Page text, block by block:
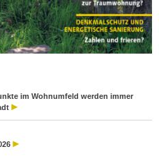
im Wohnumfeld werden immer